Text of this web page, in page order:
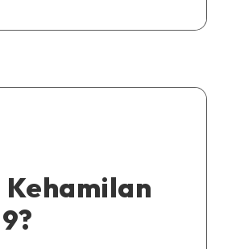
Kehamilan